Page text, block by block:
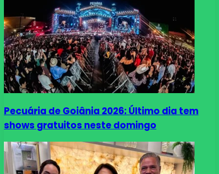
Pecuária de Goiânia 2026: Último dia tem
shows gratuitos neste domingo